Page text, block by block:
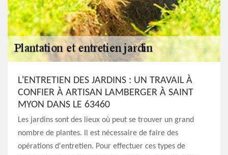
L'ENTRETIEN DES JARDINS : UN TRAVAIL À
CONFIER À ARTISAN LAMBERGER À SAINT
MYON DANS LE 63460
Les jardins sont des lieux où peut se trouver un grand
nombre de plantes. Il est nécessaire de faire des
opérations d'entretien. Pour effectuer ces types de